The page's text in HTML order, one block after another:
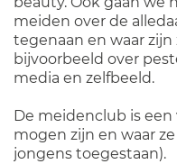
meiden over de
tegenaan en waar
bijvoorbeeld over
media en zelfbeeld.
De meidenclub is een
mogen zijn en waar
jongens toegestaan).